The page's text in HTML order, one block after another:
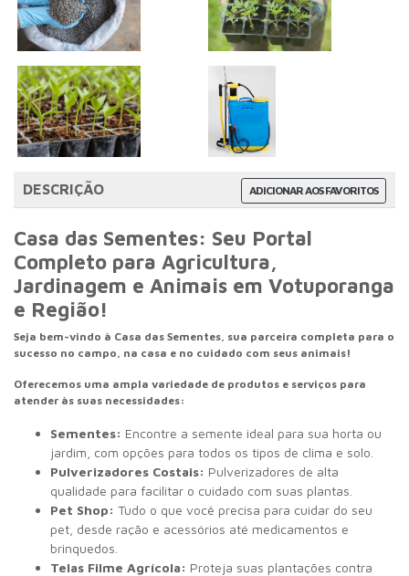
ADICIONAR AOS FAVORITOS
DESCRIÇÃO
Casa das Sementes: Seu Portal
Completo para Agricultura,
Jardinagem e Animais em Votuporanga
e Região!
Seja bem-vindo à Casa das Sementes, sua parceira completa para o
sucesso no campo, na casa e no cuidado com seus animais!
Oferecemos uma ampla variedade de produtos e serviços para
atender às suas necessidades:
Sementes: Encontre a semente ideal para sua horta ou
jardim, com opções para todos os tipos de clima e solo.
Pulverizadores Costais: Pulverizadores de alta
qualidade para facilitar o cuidado com suas plantas.
Pet Shop: Tudo o que você precisa para cuidar do seu
pet, desde ração e acessórios até medicamentos e
brinquedos.
Telas Filme Agrícola: Proteja suas plantações contra